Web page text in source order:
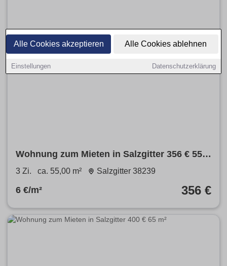
Alle Cookies akzeptieren Alle Cookies ablehnen
Einstellungen Datenschutzerklärung
Wohnung zum Mieten in Salzgitter 356 € 55
m²
3 Zi. ca. 55,00 m² Salzgitter 38239
6 €/m² 356 €